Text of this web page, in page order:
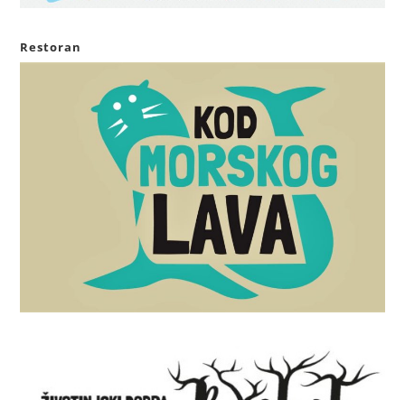
Restoran